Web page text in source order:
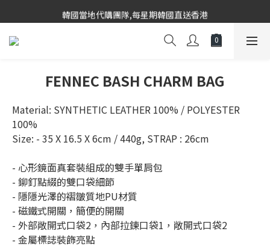
韓國當地代購團隊,每星期韓國直送香港
韓國當地代購團隊,每星期韓國直送香港
會員登入下單, 專享購物金回饋計劃
韓國當地代購團隊,每星期韓國直送香港
FENNEC BASH CHARM BAG
Material: SYNTHETIC LEATHER 100% / POLYESTER
100%
Size: - 35 X 16.5 X 6cm / 440g, STRAP : 26cm
- 心形鏡面真套裝組成的雙手單肩包
- 鉚釘點綴的雙口袋細節
- 隱隱光澤的褶皺質地PU材質
- 磁鐵式開關，簡便的開關
- 外部敞開式口袋2，內部拉鍊口袋1，敞開式口袋2
- 金屬標誌裝飾亮點